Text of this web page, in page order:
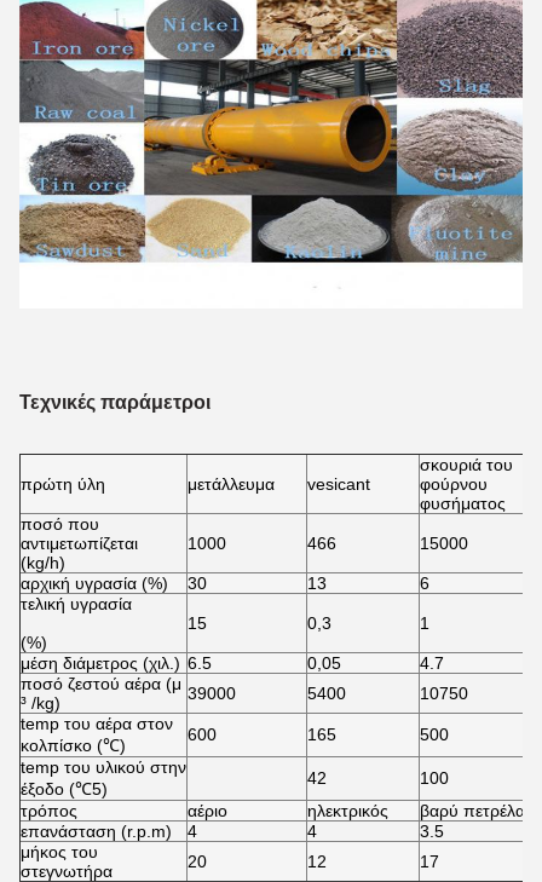
Τεχνικές παράμετροι
πρώτη ύλη μετάλλευμα vesicant
σκουριά του
φούρνου
φυσήματος
ποσό που
αντιμετωπίζεται
(kg/h)
1000 466 15000
αρχική υγρασία (%) 30 13
6
τελική υγρασία
(%)
15 0,3 1
μέση διάμετρος (χιλ.) 6.5 0,05
4.7
ποσό ζεστού αέρα (μ
³ /kg)
39000 5400
10750
temp του αέρα στον
κολπίσκο (℃)
600 165
500
temp του υλικού στην
έξοδο (℃5)
42
100
τρόπος
αέριο ηλεκτρικός
βαρύ πετρέλαιο
επανάσταση (r.p.m)
4 4
3.5
μήκος του
στεγνωτήρα
20 12 17